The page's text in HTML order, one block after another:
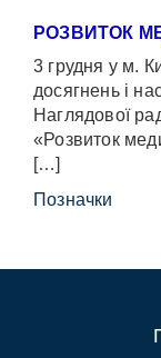
РОЗВИТОК
3 грудня у м.
досягнень і
Наглядової
«Розвиток
[…]
Позначки